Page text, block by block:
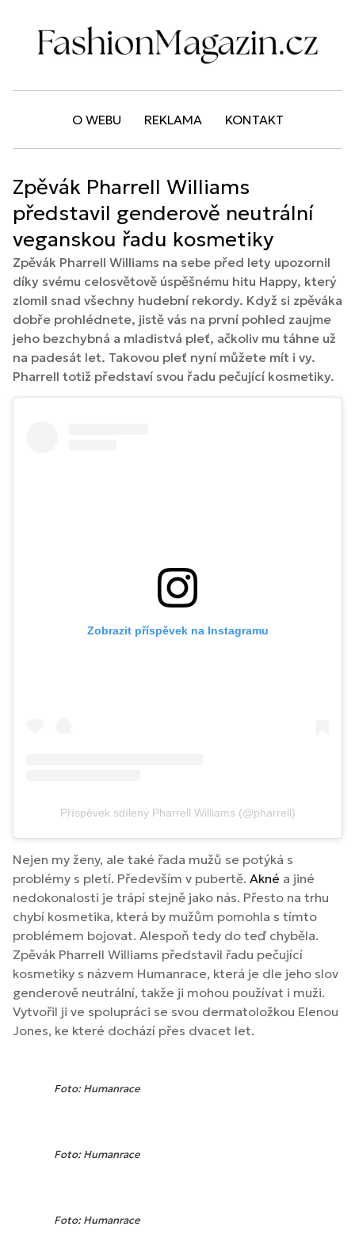
O WEBU REKLAMA KONTAKT
Zpěvák Pharrell Williams
představil genderově neutrální
veganskou řadu kosmetiky
Zpěvák Pharrell Williams na sebe před lety upozornil
díky svému celosvětově úspěšnému hitu Happy, který
zlomil snad všechny hudební rekordy. Když si zpěváka
dobře prohlédnete, jistě vás na první pohled zaujme
jeho bezchybná a mladistvá pleť, ačkoliv mu táhne už
na padesát let. Takovou pleť nyní můžete mít i vy.
Pharrell totiž představí svou řadu pečující kosmetiky.
Zobrazit příspěvek na Instagramu
Příspěvek sdílený Pharrell Williams (@pharrell)
Nejen my ženy, ale také řada mužů se potýká s
problémy s pletí. Především v pubertě. Akné a jiné
nedokonalosti je trápí stejně jako nás. Přesto na trhu
chybí kosmetika, která by mužům pomohla s tímto
problémem bojovat. Alespoň tedy do teď chyběla.
Zpěvák Pharrell Williams představil řadu pečující
kosmetiky s názvem Humanrace, která je dle jeho slov
genderově neutrální, takže ji mohou používat i muži.
Vytvořil ji ve spolupráci se svou dermatoložkou Elenou
Jones, ke které dochází přes dvacet let.
Foto: Humanrace
Foto: Humanrace
Foto: Humanrace